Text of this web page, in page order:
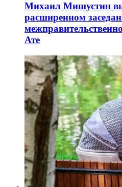
Михаил Мишустин
расширенном
Ате